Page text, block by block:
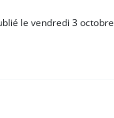
le vendredi 3 octobre